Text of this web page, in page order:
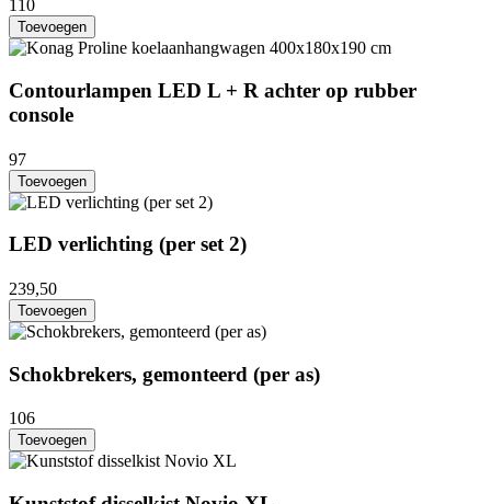
110
Toevoegen
Contourlampen LED L + R achter op rubber
console
97
Toevoegen
LED verlichting (per set 2)
239,50
Toevoegen
Schokbrekers, gemonteerd (per as)
106
Toevoegen